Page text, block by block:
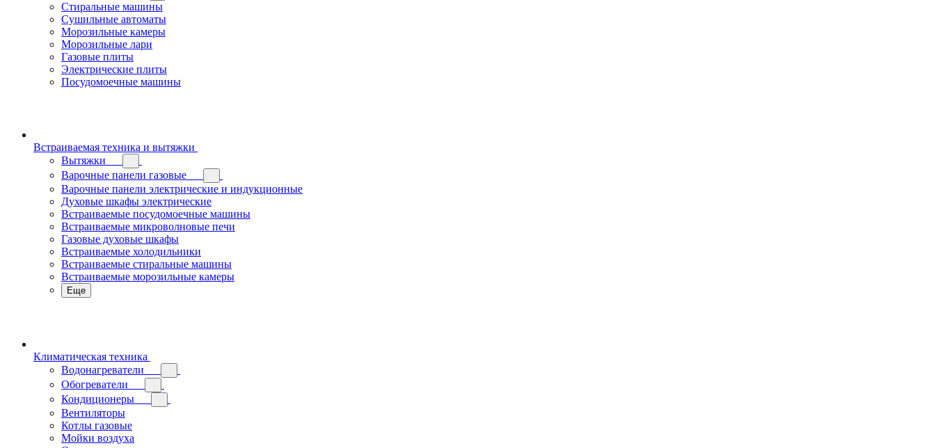
Стиральные машины
Сушильные автоматы
Морозильные камеры
Морозильные лари
Газовые плиты
Электрические плиты
Посудомоечные машины
Встраиваемая техника и вытяжки
Вытяжки
Варочные панели газовые
Варочные панели электрические и индукционные
Духовые шкафы электрические
Встраиваемые посудомоечные машины
Встраиваемые микроволновые печи
Газовые духовые шкафы
Встраиваемые холодильники
Встраиваемые стиральные машины
Встраиваемые морозильные камеры
Еще
Климатическая техника
Водонагреватели
Обогреватели
Кондиционеры
Вентиляторы
Котлы газовые
Мойки воздуха